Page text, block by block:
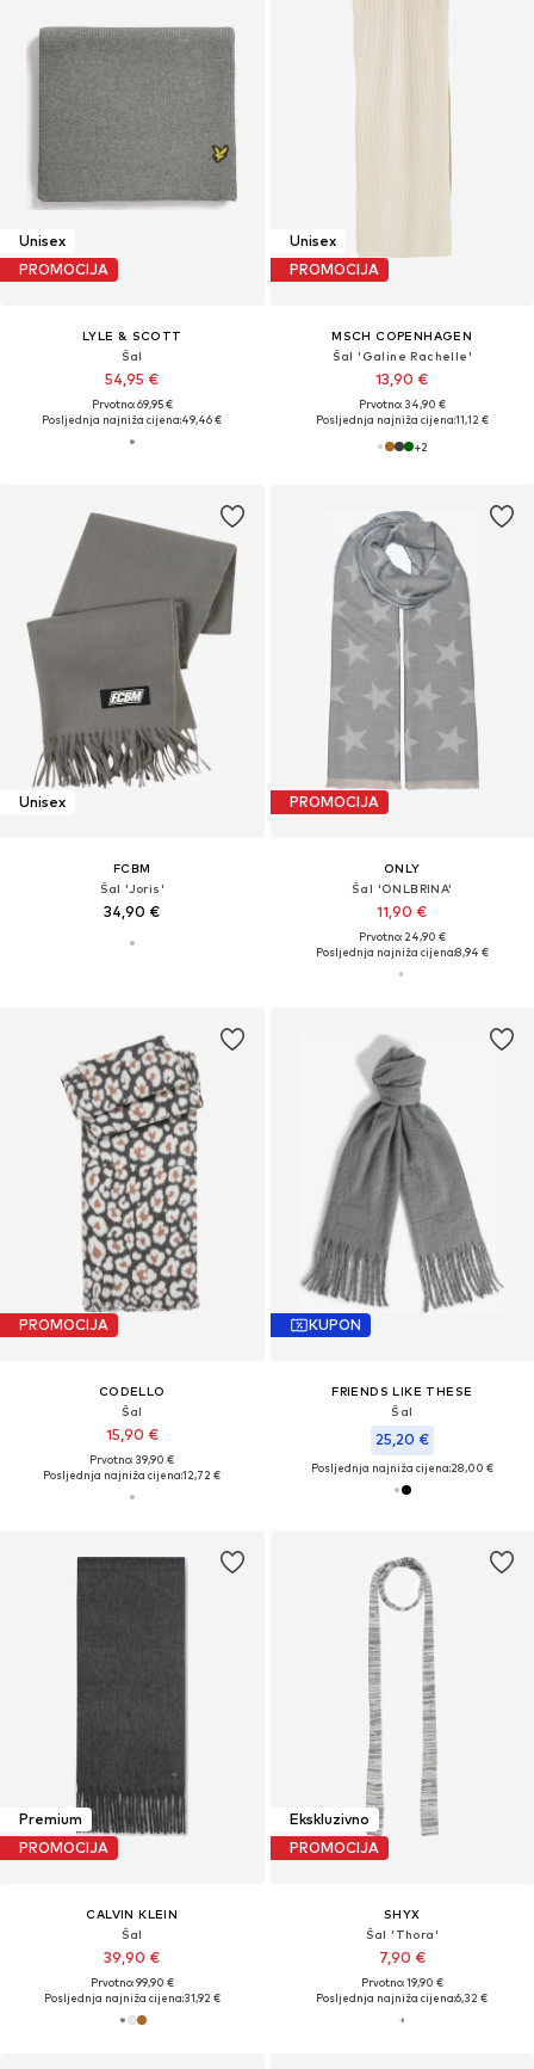
Unisex
PROMOCIJA
LYLE & SCOTT
Šal
54,95 €
Prvotno: 69,95 €
Posljednja najniža cijena:49,46 €
Unisex
PROMOCIJA
MSCH COPENHAGEN
Šal 'Galine Rachelle'
13,90 €
Prvotno: 34,90 €
Posljednja najniža cijena:11,12 €
+2
Unisex
FCBM
Šal 'Joris'
34,90 €
PROMOCIJA
ONLY
Šal 'ONLBRINA'
11,90 €
Prvotno: 24,90 €
Posljednja najniža cijena:8,94 €
PROMOCIJA
CODELLO
Šal
15,90 €
Prvotno: 39,90 €
Posljednja najniža cijena:12,72 €
KUPON
FRIENDS LIKE THESE
Šal
25,20 €
Posljednja najniža cijena:28,00 €
Premium
PROMOCIJA
CALVIN KLEIN
Šal
39,90 €
Prvotno: 99,90 €
Posljednja najniža cijena:31,92 €
Ekskluzivno
PROMOCIJA
SHYX
Šal 'Thora'
7,90 €
Prvotno: 19,90 €
Posljednja najniža cijena:6,32 €